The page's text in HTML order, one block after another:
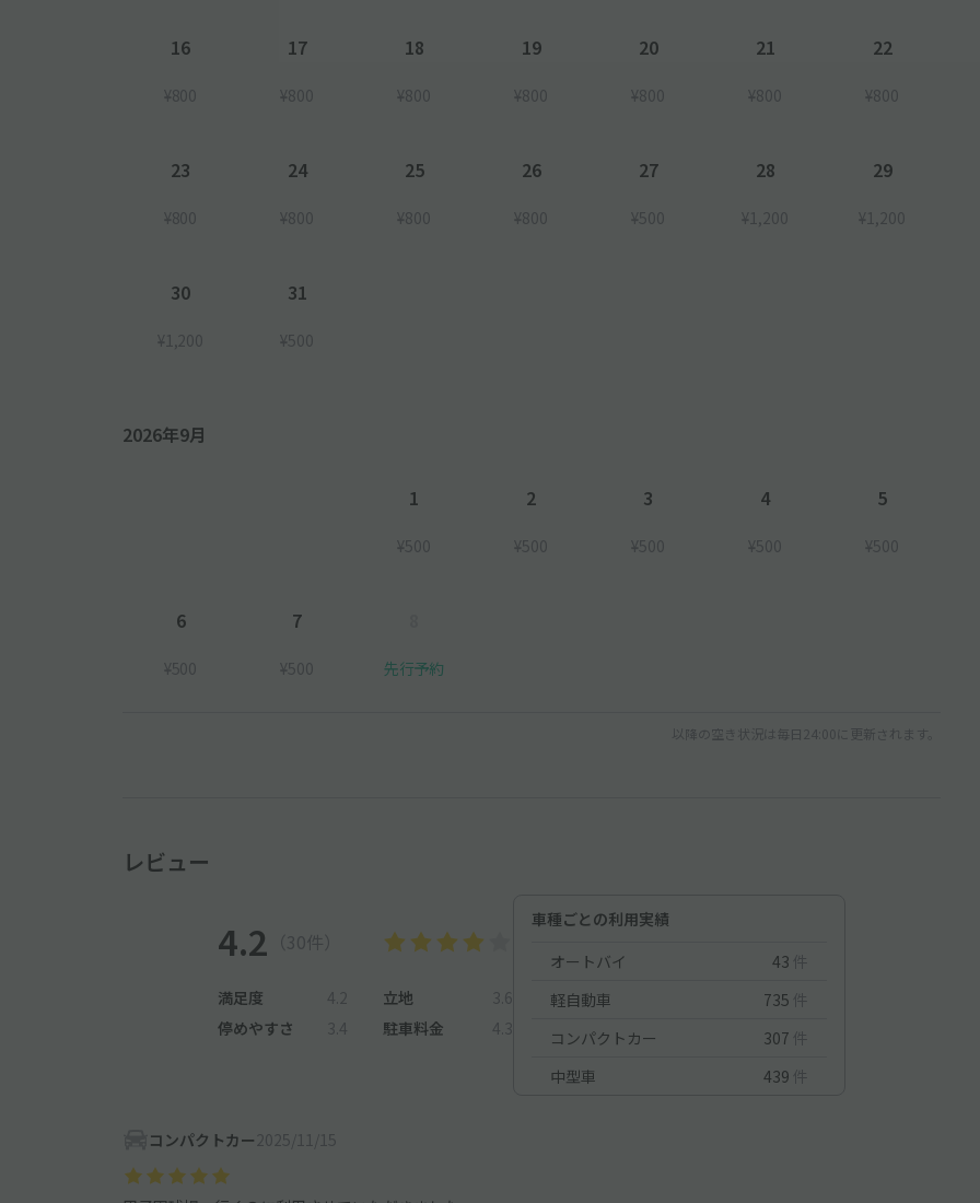
16
¥800
17
¥800
18
¥800
19
¥800
20
¥800
21
¥800
22
¥800
23
¥800
24
¥800
25
¥800
26
¥800
27
¥500
28
¥1,200
29
¥1,200
30
¥1,200
31
¥500
2026年9月
1
¥500
2
¥500
3
¥500
4
¥500
5
¥500
6
¥500
7
¥500 先行予約
以降の空き状況は毎日24:00に更新されます。
レビュー
4.2 （30件）
満足度 4.2 立地
3.6
停めやすさ
3.4 駐車料金 4.3
車種ごとの利用実績
オートバイ
43 件
軽自動車
735 件
コンパクトカー
307 件
中型車
439 件
コンパクトカー 2025/11/15